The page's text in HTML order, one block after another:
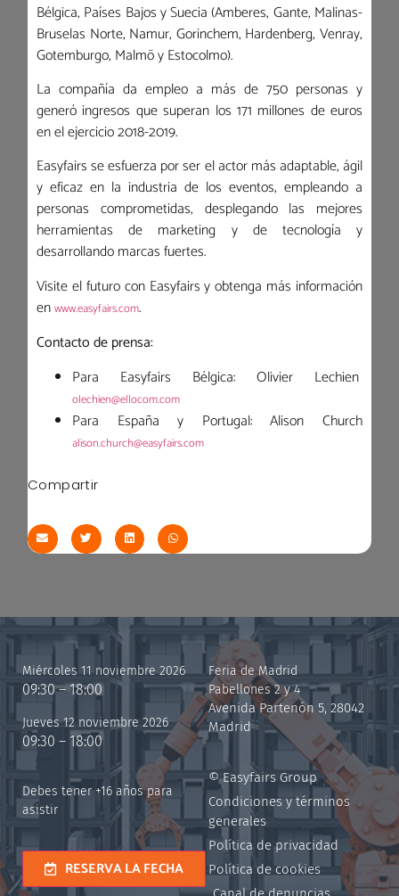
Bélgica, Países Bajos y Suecia (Amberes, Gante, Malinas-
Bruselas Norte, Namur, Gorinchem, Hardenberg, Venray,
Gotemburgo, Malmö y Estocolmo).
La compañía da empleo a más de 750 personas y
generó ingresos que superan los 171 millones de euros
en el ejercicio 2018-2019.
Easyfairs se esfuerza por ser el actor más adaptable, ágil
y eficaz en la industria de los eventos, empleando a
personas comprometidas, desplegando las mejores
herramientas de marketing y de tecnología y
desarrollando marcas fuertes.
Visite el futuro con Easyfairs y obtenga más información
enwww.easyfairs.com.
Contacto de prensa:
Para Easyfairs Bélgica: Olivier Lechien
olechien@ellocom.com
Para España y Portugal: Alison Church
alison.church@easyfairs.com
Compartir
Miércoles 11 noviembre 2026
09:30 – 18:00
Jueves 12 noviembre 2026
09:30 – 18:00
Debes tener +16 años para
asistir
RESERVA LA FECHA
Feria de Madrid
Pabellones 2 y 4
Avenida Partenón 5, 28042
Madrid
© Easyfairs Group
Condiciones y términos
generales
Política de privacidad
Política de cookies